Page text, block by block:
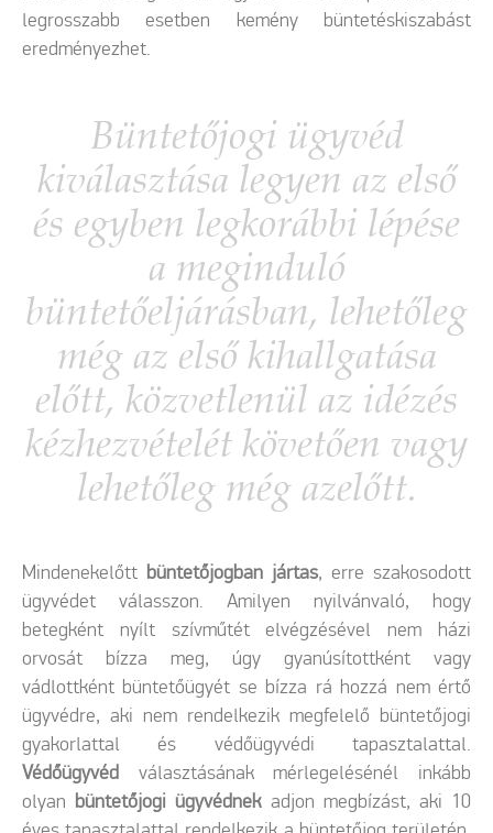
legrosszabb esetben kemény büntetéskiszabást
eredményezhet.
Büntetőjogi ügyvéd
kiválasztása legyen az első
és egyben legkorábbi lépése
a meginduló
büntetőeljárásban, lehetőleg
még az első kihallgatása
előtt, közvetlenül az idézés
kézhezvételét követően vagy
lehetőleg még azelőtt.
Mindenekelőtt büntetőjogban jártas, erre szakosodott
ügyvédet válasszon. Amilyen nyilvánvaló, hogy
betegként nyílt szívműtét elvégzésével nem házi
orvosát bízza meg, úgy gyanúsítottként vagy
vádlottként büntetőügyét se bízza rá hozzá nem értő
ügyvédre, aki nem rendelkezik megfelelő büntetőjogi
gyakorlattal és védőügyvédi tapasztalattal.
Védőügyvéd választásának mérlegelésénél inkább
olyan büntetőjogi ügyvédnekadjon megbízást, aki 10